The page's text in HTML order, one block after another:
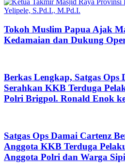
Tokoh Muslim Papua Ajak
Kedamaian dan Dukung
Berkas Lengkap, Satgas Ops
Serahkan KKB Terduga
Polri Brigpol. Ronald Enok
Satgas Ops Damai Cartenz
Anggota KKB Terduga
Anggota Polri dan Warga